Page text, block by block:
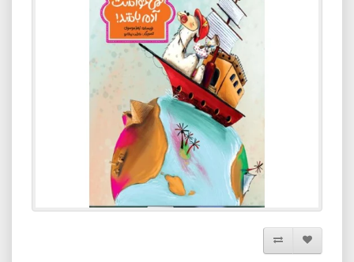
افزودن به لیست دلخواه
مقایسه این محصول